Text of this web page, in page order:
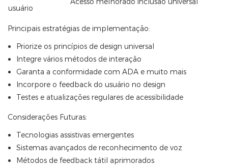
usuário
Principais estratégias de implementação:
Priorize os princípios de design universal
Integre vários métodos de interação
Garanta a conformidade com ADA e muito mais
Incorpore o feedback do usuário no design
Testes e atualizações regulares de acessibilidade
Considerações Futuras:
Tecnologias assistivas emergentes
Sistemas avançados de reconhecimento de voz
Métodos de feedback tátil aprimorados